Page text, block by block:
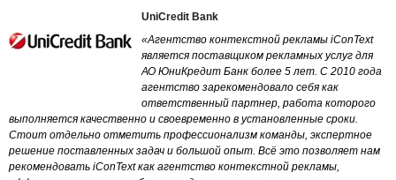
UniCredit Bank
«Агентство контекстной рекламы iConText
является поставщиком рекламных услуг для
АО ЮниКредит Банк более 5 лет. С 2010 года
агентство зарекомендовало себя как
ответственный партнер, работа которого
выполняется качественно и своевременно в установленные сроки.
Стоит отдельно отметить профессионализм команды, экспертное
решение поставленных задач и большой опыт. Всё это позволяет нам
рекомендовать iConText как агентство контекстной рекламы,